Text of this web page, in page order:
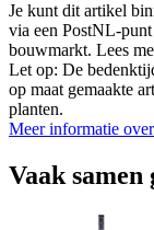
Je kunt dit artikel
via een PostNL-
bouwmarkt. Lees
Let op: De
op maat gemaakte
planten.
Meer informatie
Vaak samen